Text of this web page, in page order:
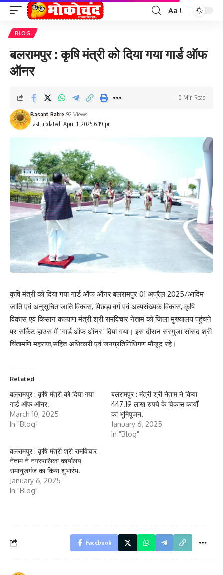
Font
Aa
BLOG
बलरामपुर : कृषि मंत्री को दिया गया गार्ड ऑफ
ऑनर
Last updated: April 1, 2025 6:19 pm
Basant Ratre 92 Views
0 Min Read
कृषि मंत्री को दिया गया गार्ड ऑफ ऑनर बलरामपुर 01 अप्रैल 2025/आदिम
जाति एवं अनुसूचित जाति विकास, पिछड़ा वर्ग एवं अल्पसंख्यक विकास, कृषि
विकास एवं किसान कल्याण मंत्री श्री रामविचार नेताम को जिला मुख्यालय पहुंचने
पर सर्किट हाउस में ‘गार्ड ऑफ ऑनर’ दिया गया। इस दौरान सरगुजा सांसद श्री
चिंतामणि महराज,सहित अधिकारी एवं जनप्रतिनिधिगण मौजूद रहे।
Related
बलरामपुर : कृषि मंत्री को दिया गया
गार्ड ऑफ ऑनर.
March 10, 2025
In "Blog"
बलरामपुर : मंत्री श्री नेताम ने किया
447.19 लाख रुपये के विकास कार्यों
का भूमिपूजन.
January 6, 2025
In "Blog"
बलरामपुर : कृषि मंत्री श्री रामविचार
नेताम ने नगरपालिका कार्यालय
रामानुजगंज का किया शुभारंभ.
January 6, 2025
In "Blog"
Facebook